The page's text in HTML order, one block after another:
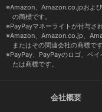
Amazon、Amazon.co.jpおよ
の商標です。
PayPayマネーライトが付与さ
Amazon、Amazon.co.jp、
またはその関連会社の商標です
PayPay、PayPayのロゴ、ペ
たは商標です。
会社概要